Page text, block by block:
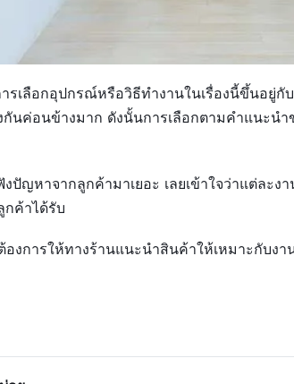
รเลือกอุปกรณ์หรือวิธีทำงานในเรื่องนี้ขึ้นอยู่
กันค่อนข้างมาก ดังนั้นการเลือกตามคำแนะนำ
ปัญหาจากลูกค้ามาเยอะ เลยเข้าใจว่าแต่ละง
กค้าได้รับ
องการให้ทางร้านแนะนำสินค้าให้เหมาะกับง